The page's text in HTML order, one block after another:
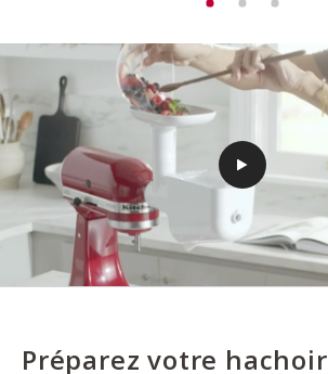
Préparez votre hachoir